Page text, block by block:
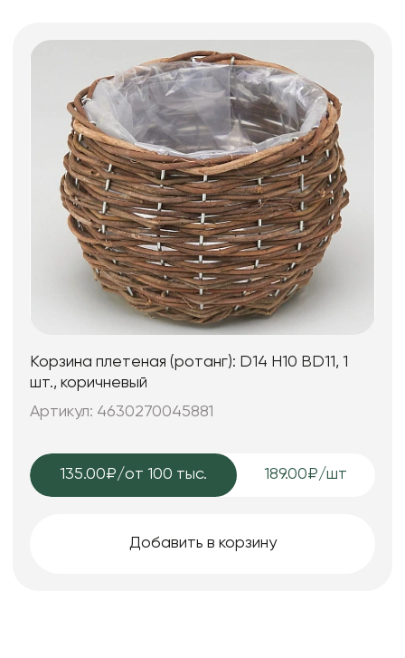
Корзина плетеная (ротанг): D14 H10 BD11, 1
шт., коричневый
Артикул: 4630270045881
135.00₽/от 100 тыс. 189.00₽/шт
Добавить в корзину